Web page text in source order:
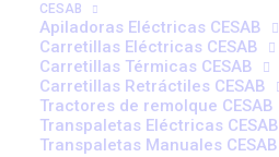
CESAB
Apiladoras Eléctricas CESAB
Carretillas Eléctricas CESAB
Carretillas Térmicas CESAB
Carretillas Retráctiles CESAB
Tractores de remolque CESAB
Transpaletas Eléctricas CESAB
Transpaletas Manuales CESAB